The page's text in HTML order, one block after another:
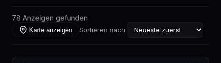
78 Anzeigen gefunden
Karte anzeigen Sortieren nach: